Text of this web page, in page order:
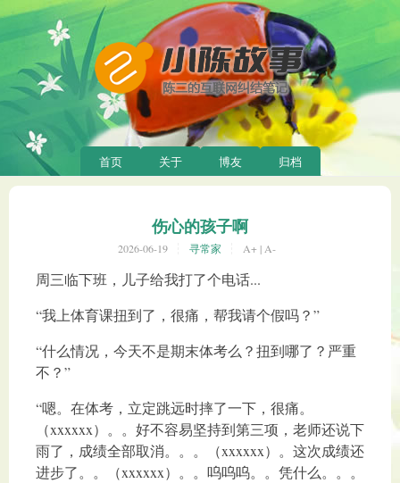
首页 关于 博友 归档
伤心的孩子啊
2026-06-19 寻常家 A+ |A-
周三临下班，儿子给我打了个电话...
“我上体育课扭到了，很痛，帮我请个假吗？”
“什么情况，今天不是期末体考么？扭到哪了？严重
不？”
“嗯。在体考，立定跳远时摔了一下，很痛。
（xxxxxx）。。好不容易坚持到第三项，老师还说下
雨了，成绩全部取消。。。（xxxxxx）。这次成绩还
进步了。。（xxxxxx）。。呜呜呜。。凭什么。。。